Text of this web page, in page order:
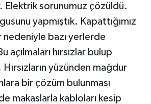
Elektrik sorunumuz çözüldü.
yapmıştık. Kapattığımız
bazı yerlerde
açılmaları hırsızlar bulup
Hırsızların yüzünden mağdur
bir çözüm bulunması
makaslarla kabloları kesip